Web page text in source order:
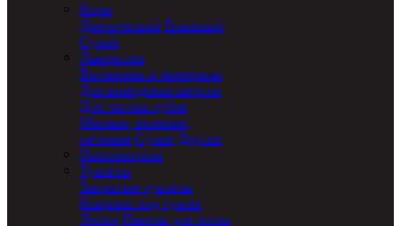
Корм
Диетический Влажный
Сухой
Лакомства
Витамины и минералы
Для выведения шерсти
Для чистки зубов
Мясные, вяленые,
печеные Сухие Другие
Наполнители
Туалеты
Закрытые туалеты
Коврики под туалет
Лотки Пакеты для лотка